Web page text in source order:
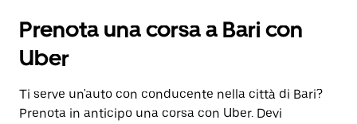
Prenota una corsa a Bari con
Uber
Ti serve un'auto con conducente nella città di Bari?
Prenota in anticipo una corsa con Uber. Devi